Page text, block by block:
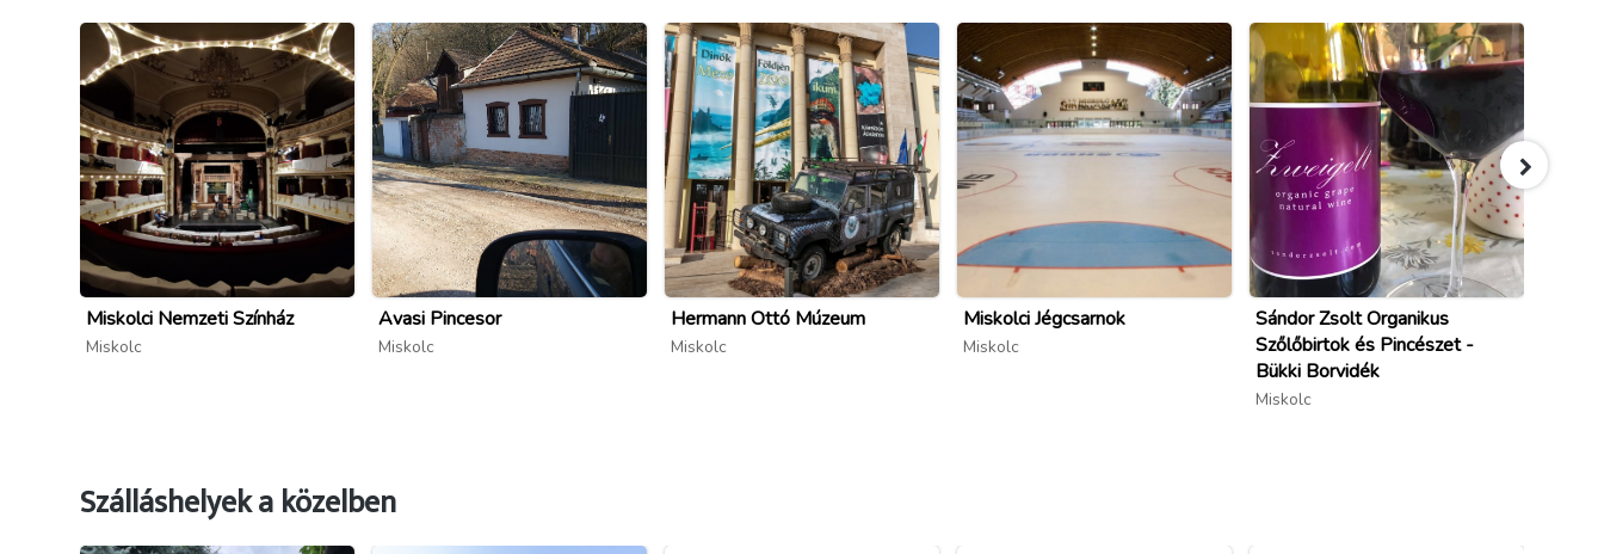
Miskolci Nemzeti Színház
Miskolc
Avasi Pincesor
Miskolc
Hermann Ottó Múzeum
Miskolc
Miskolci Jégcsarnok
Miskolc
Sándor Zsolt Organikus
Szőlőbirtok és Pincészet -
Bükki Borvidék
Miskolc
Szálláshelyek a közelben